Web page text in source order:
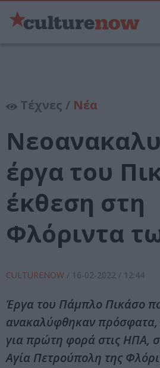
Τέχνες / Νέα
έργα του
έκθεση στη
Φλόριντα
CULTURENOW / 16-02-2022 / 12:44
Έργα του Πάμπλο Πικάσο
ανακαλύφθηκαν πρόσφατα,
για πρώτη φορά στις ΗΠΑ,
Αγία Πετρούπολη της